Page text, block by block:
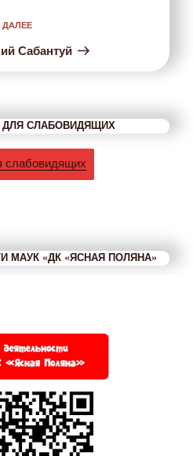
Следующая
запись
ДАЛЕЕ
Сабантуй
ДЛЯ СЛАБОВИДЯЩИХ
МАУК «ДК «ЯСНАЯ ПОЛЯНА»